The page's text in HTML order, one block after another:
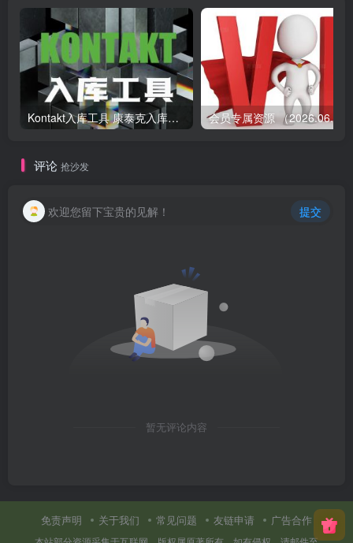
Kontakt入库工具 康泰克入库教程
评论 抢沙发
欢迎您留下宝贵的见解！ 提交
暂无评论内容
免责声明 关于我们 常见问题 友链申请 广告合作